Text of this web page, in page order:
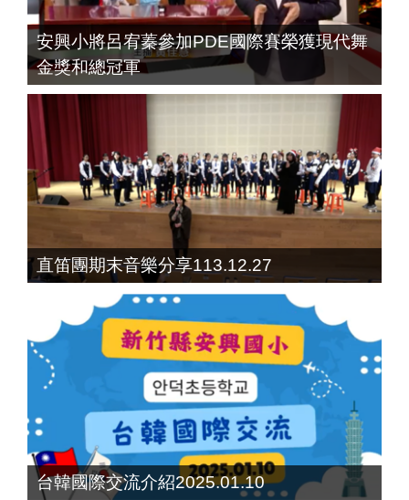
安興小將呂宥蓁參加PDE國際賽榮獲現代舞
金獎和總冠軍
直笛團期末音樂分享113.12.27
台韓國際交流介紹2025.01.10